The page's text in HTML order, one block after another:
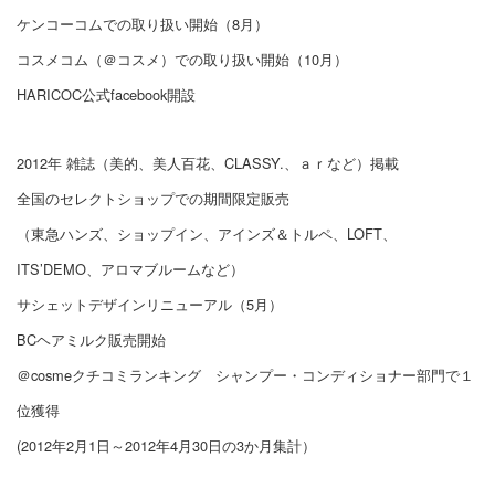
ケンコーコムでの取り扱い開始（8月）
コスメコム（＠コスメ）での取り扱い開始（10月）
HARICOC公式facebook開設
2012年 雑誌（美的、美人百花、CLASSY.、ａｒなど）掲載
全国のセレクトショップでの期間限定販売
（東急ハンズ、ショップイン、アインズ＆トルペ、LOFT、
ITS’DEMO、アロマブルームなど）
サシェットデザインリニューアル（5月）
BCヘアミルク販売開始
＠cosmeクチコミランキング シャンプー・コンディショナー部門で１
位獲得
(2012年2月1日～2012年4月30日の3か月集計）